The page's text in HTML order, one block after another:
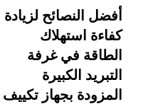
النصائح لزيادة
استهلاك
في غرفة
الكبيرة
بجهاز تكييف